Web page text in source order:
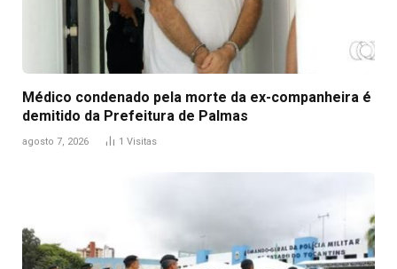
Médico condenado pela morte da ex-companheira é
demitido da Prefeitura de Palmas
agosto 7, 2026 1 Visitas